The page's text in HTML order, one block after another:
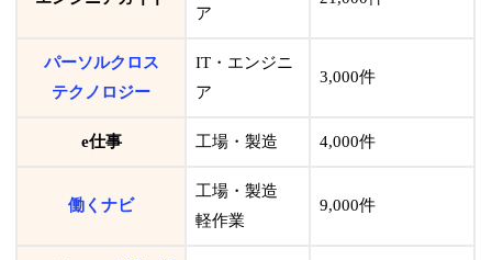
ア
パーソルクロス
テクノロジー
IT・エンジニ
ア
3,000件
e仕事 工場・製造 4,000件
働くナビ
工場・製造
軽作業
9,000件